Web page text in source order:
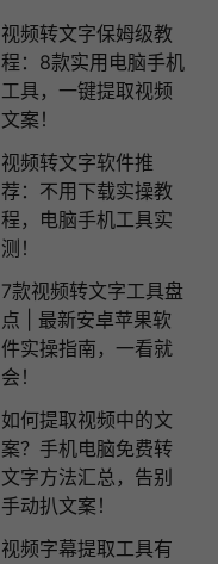
视频转文字保姆级教
程：8款实用电脑手机
工具，一键提取视频
文案！
视频转文字软件推
荐：不用下载实操教
程，电脑手机工具实
测！
7款视频转文字工具盘
点 | 最新安卓苹果软
件实操指南，一看就
会！
如何提取视频中的文
案？手机电脑免费转
文字方法汇总，告别
手动扒文案！
视频字幕提取工具有